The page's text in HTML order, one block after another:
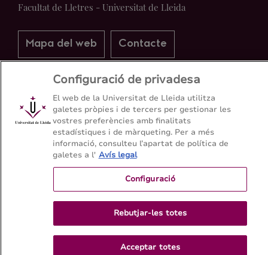
Facultat de Lletres - Universitat de Lleida
Mapa del web Contacte
973 70 20 64
Configuració de privadesa
El web de la Universitat de Lleida utilitza
galetes pròpies i de tercers per gestionar les
vostres preferències amb finalitats
estadístiques i de màrqueting. Per a més
informació, consulteu l’apartat de política de
galetes a l' Avís legal
Configuració
Rebutjar-les totes
Acceptar totes